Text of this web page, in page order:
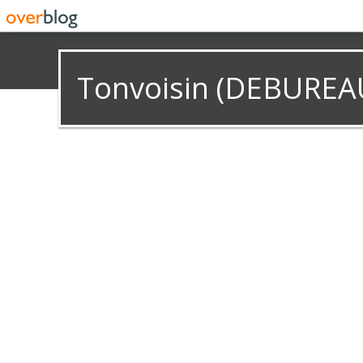
Tonvoisin